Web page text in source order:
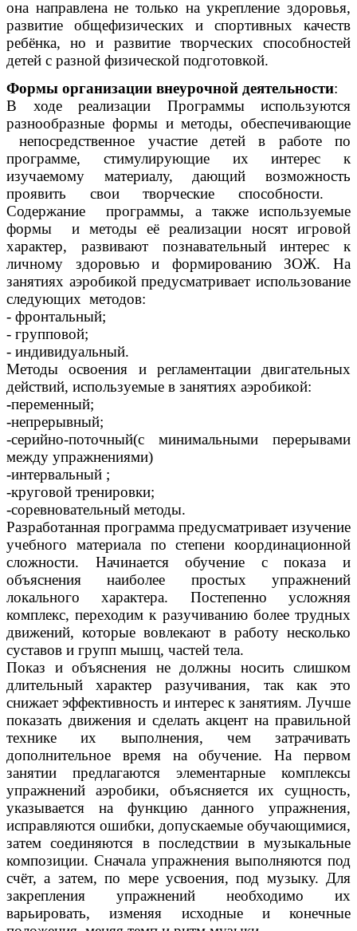
она направлена не только на укрепление здоровья,
развитие общефизических и спортивных качеств
ребёнка, но и развитие творческих способностей
детей с разной физической подготовкой.
Формы организации внеурочной деятельности:
В ходе реализации Программы используются
разнообразные формы и методы, обеспечивающие
непосредственное участие детей в работе по
программе, стимулирующие их интерес к
изучаемому материалу, дающий возможность
проявить свои творческие способности.
Содержание программы, а также используемые
формы и методы её реализации носят игровой
характер, развивают познавательный интерес к
личному здоровью и формированию ЗОЖ. На
занятиях аэробикой предусматривает использование
следующих методов:
- фронтальный;
- групповой;
- индивидуальный.
Методы освоения и регламентации двигательных
действий, используемые в занятиях аэробикой:
-переменный;
-непрерывный;
-серийно-поточный(с минимальными перерывами
между упражнениями)
-интервальный ;
-круговой тренировки;
-соревновательный методы.
Разработанная программа предусматривает изучение
учебного материала по степени координационной
сложности. Начинается обучение с показа и
объяснения наиболее простых упражнений
локального характера. Постепенно усложняя
комплекс, переходим к разучиванию более трудных
движений, которые вовлекают в работу несколько
суставов и групп мышц, частей тела.
Показ и объяснения не должны носить слишком
длительный характер разучивания, так как это
снижает эффективность и интерес к занятиям. Лучше
показать движения и сделать акцент на правильной
технике их выполнения, чем затрачивать
дополнительное время на обучение. На первом
занятии предлагаются элементарные комплексы
упражнений аэробики, объясняется их сущность,
указывается на функцию данного упражнения,
исправляются ошибки, допускаемые обучающимися,
затем соединяются в последствии в музыкальные
композиции. Сначала упражнения выполняются под
счёт, а затем, по мере усвоения, под музыку. Для
закрепления упражнений необходимо их
варьировать, изменяя исходные и конечные